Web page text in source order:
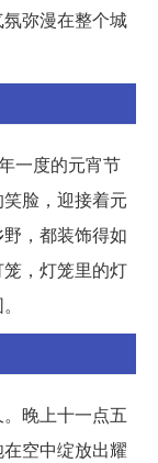
弥漫在整个城
一度的元宵节
脸，迎接着元
，都装饰得如
，灯笼里的灯
晚上十一点五
空中绽放出耀